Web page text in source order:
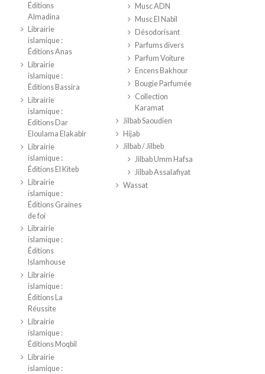
Éditions
Almadina
Librairie
islamique :
Éditions Anas
Librairie
islamique :
Éditions Bassira
Librairie
islamique :
Editions Dar
Eloulama Elakabir
Librairie
islamique :
Éditions El Kiteb
Librairie
islamique :
Éditions Graines
de foi
Librairie
islamique :
Éditions
Islamhouse
Librairie
islamique :
Éditions La
Réussite
Librairie
islamique :
Éditions Moqbil
Librairie
islamique :
Musc ADN
Musc El Nabil
Désodorisant
Parfums divers
Parfum Voiture
Encens Bakhour
Bougie Parfumée
Collection
Karamat
Jilbab Saoudien
Hijab
Jilbab / Jilbeb
Jilbab Umm Hafsa
Jilbab Assalafiyat
Wassat